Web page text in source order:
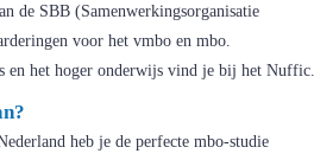
de SBB (Samenwerkingsorganisatie
voor het vmbo en mbo.
en het hoger onderwijs vind je bij het Nuffic.
heb je de perfecte mbo-studie